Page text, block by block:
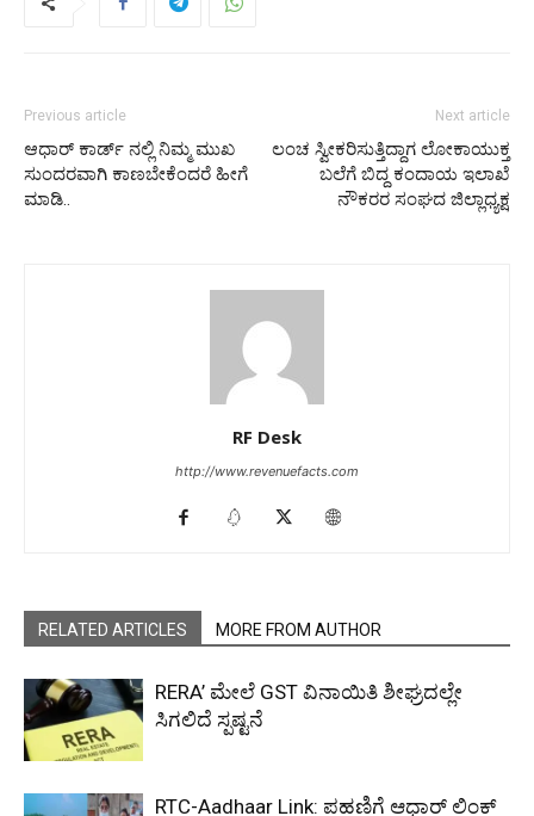
Previous article
ಆಧಾರ್ ಕಾರ್ಡ್ ನಲ್ಲಿ ನಿಮ್ಮ ಮುಖ
ಸುಂದರವಾಗಿ ಕಾಣಬೇಕೆಂದರೆ ಹೀಗೆ
ಮಾಡಿ..
Next article
ಲಂಚ ಸ್ವೀಕರಿಸುತ್ತಿದ್ದಾಗ ಲೋಕಾಯುಕ್ತ
ಬಲೆಗೆ ಬಿದ್ದ ಕಂದಾಯ ಇಲಾಖೆ
ನೌಕರರ ಸಂಘದ ಜಿಲ್ಲಾಧ್ಯಕ್ಷ
RF Desk
http://www.revenuefacts.com
RELATED ARTICLES MORE FROM AUTHOR
RERA’ ಮೇಲೆ GST ವಿನಾಯಿತಿ ಶೀಘ್ರದಲ್ಲೇ
ಸಿಗಲಿದೆ ಸ್ಪಷ್ಟನೆ
RTC-Aadhaar Link: ಪಹಣಿಗೆ ಆಧಾರ್ ಲಿಂಕ್